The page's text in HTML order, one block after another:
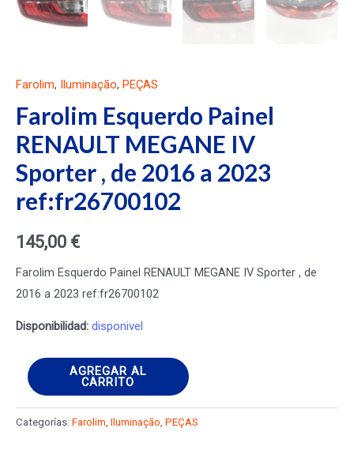
Farolim, Iluminação, PEÇAS
Farolim Esquerdo Painel
RENAULT MEGANE IV
Sporter , de 2016 a 2023
ref:fr26700102
145,00 €
Farolim Esquerdo Painel RENAULT MEGANE IV Sporter , de
2016 a 2023 ref:fr26700102
Disponibilidad: disponivel
Farolim
Esquerdo
Painel
RENAULT
AGREGAR AL
CARRITO
Categorías: Farolim, Iluminação, PEÇAS